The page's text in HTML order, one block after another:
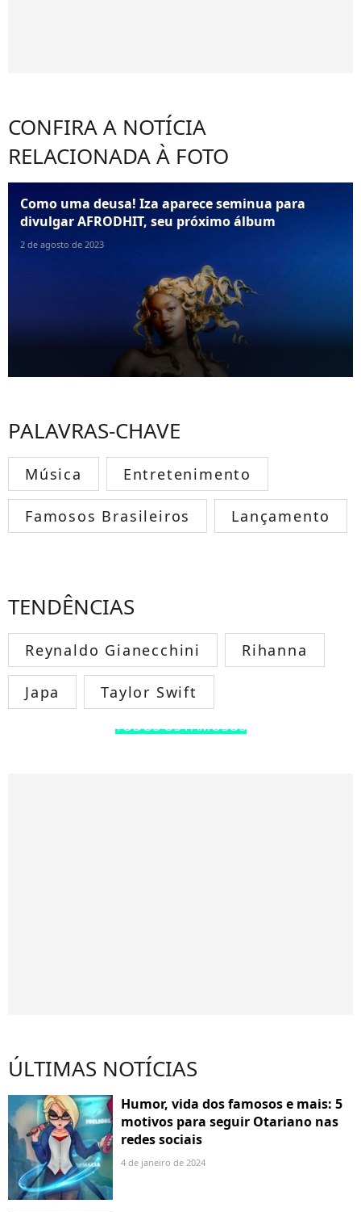
CONFIRA A NOTÍCIA
RELACIONADA À FOTO
Como uma deusa! Iza aparece seminua para
divulgar AFRODHIT, seu próximo álbum
2 de agosto de 2023
PALAVRAS-CHAVE
Música Entretenimento
Famosos Brasileiros Lançamento
TENDÊNCIAS
Reynaldo Gianecchini Rihanna
Japa Taylor Swift
TODOS OS FAMOSOS
ÚLTIMAS NOTÍCIAS
Humor, vida dos famosos e mais: 5
motivos para seguir Otariano nas
redes sociais
4 de janeiro de 2024